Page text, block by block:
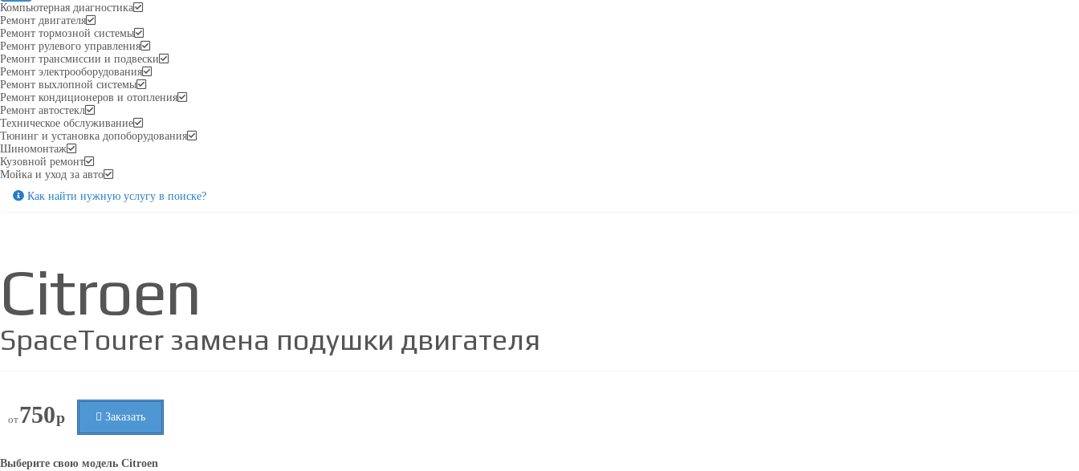
Компьютерная диагностика
Ремонт двигателя
Ремонт тормозной системы
Ремонт рулевого управления
Ремонт трансмиссии и подвески
Ремонт электрооборудования
Ремонт выхлопной системы
Ремонт кондиционеров и отопления
Ремонт автостекл
Техническое обслуживание
Тюнинг и установка допоборудования
Шиномонтаж
Кузовной ремонт
Мойка и уход за авто
Как найти нужную услугу в поиске?
Citroen
SpaceTourer замена подушки двигателя
от750р Заказать
Выберите свою модель Citroen